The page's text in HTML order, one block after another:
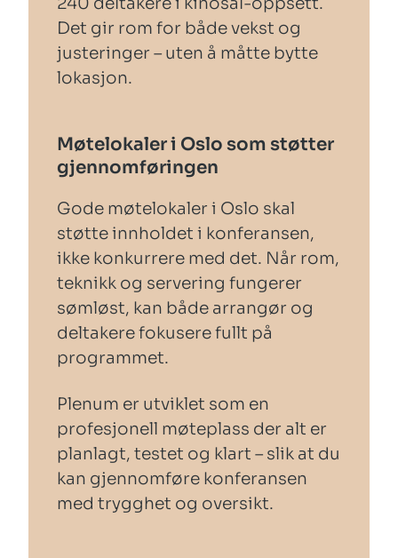
Det gir rom for både vekst og
justeringer – uten å måtte bytte
lokasjon.
Møtelokaler i Oslo som støtter
gjennomføringen
Gode møtelokaler i Oslo skal
støtte innholdet i konferansen,
ikke konkurrere med det. Når rom,
teknikk og servering fungerer
sømløst, kan både arrangør og
deltakere fokusere fullt på
programmet.
Plenum er utviklet som en
profesjonell møteplass der alt er
planlagt, testet og klart – slik at du
kan gjennomføre konferansen
med trygghet og oversikt.